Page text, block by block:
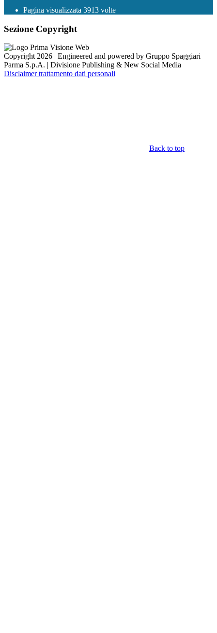
Pagina visualizzata 3913 volte
Sezione Copyright
Copyright 2026 | Engineered and powered by Gruppo Spaggiari
Parma S.p.A. | Divisione Publishing & New Social Media
Disclaimer trattamento dati personali
Back to top